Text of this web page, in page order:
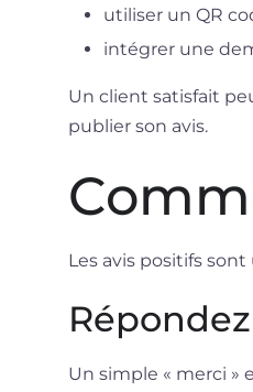
utiliser un QR
intégrer une
Un client satisfait
publier son avis.
Les avis positifs
Un simple « merci »